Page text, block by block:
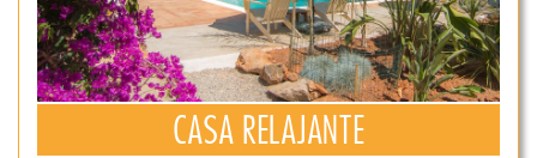
CASA RELAJANTE